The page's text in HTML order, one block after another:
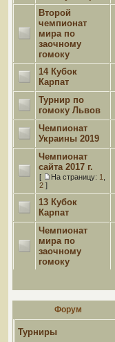
Второй
чемпионат
мира по
заочному
гомоку
14 Кубок
Карпат
Турнир по
гомоку Львов
Чемпионат
Украины 2019
Чемпионат
сайта 2017 г.
[ На страницу: 1
2 ]
13 Кубок
Карпат
Чемпионат
мира по
заочному
гомоку
Форум
Турниры